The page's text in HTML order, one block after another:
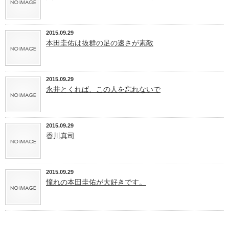
2015.09.29
本田圭佑は抜群の足の速さが素敵
2015.09.29
永井とくれば、この人を忘れないで
2015.09.29
香川真司
2015.09.29
憧れの本田圭佑が大好きです。